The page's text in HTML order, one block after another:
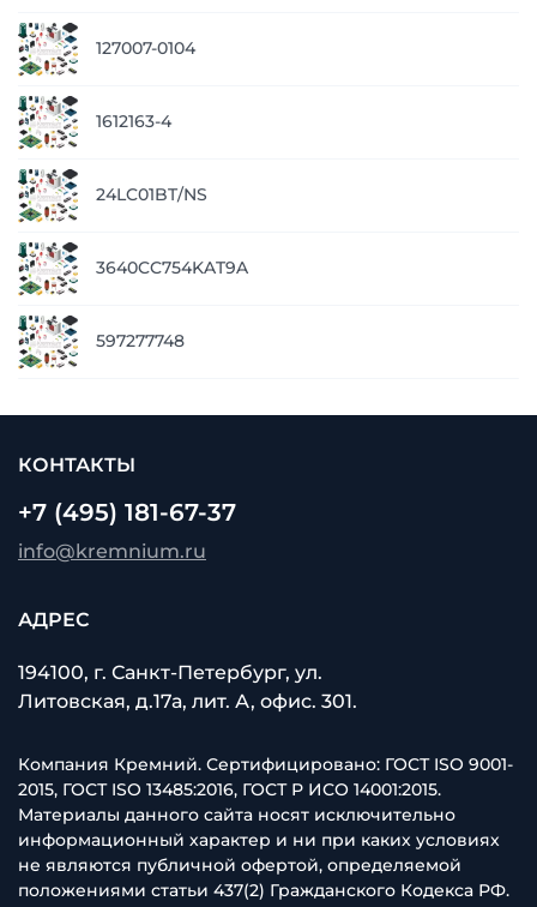
127007-0104
1612163-4
24LC01BT/NS
3640CC754KAT9A
597277748
КОНТАКТЫ
+7 (495) 181-67-37
info@kremnium.ru
АДРЕС
194100, г. Санкт-Петербург, ул.
Литовская, д.17а, лит. А, офис. 301.
Компания Кремний. Сертифицировано: ГОСТ ISO 9001-
2015, ГОСТ ISO 13485:2016, ГОСТ Р ИСО 14001:2015.
Материалы данного сайта носят исключительно
информационный характер и ни при каких условиях
не являются публичной офертой, определяемой
положениями статьи 437(2) Гражданского Кодекса РФ.